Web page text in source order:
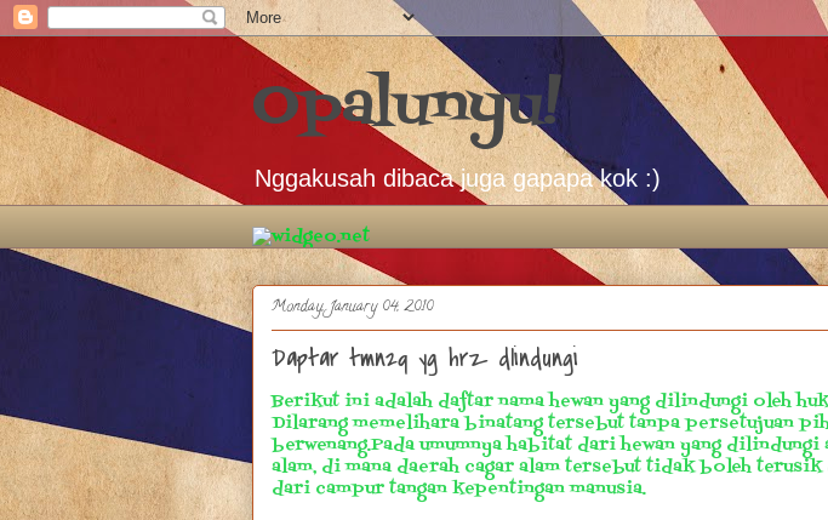
Opalunyu!
Nggakusah dibaca juga gapapa kok :)
Monday, January 04, 2010
Daptar tmn2q yg hrz dlindungi
Berikut ini adalah daftar nama hewan yang dilindungi oleh
Dilarang memelihara binatang tersebut tanpa persetujuan
berwenang.Pada umumnya habitat dari hewan yang dilindungi
alam, di mana daerah cagar alam tersebut tidak boleh
dari campur tangan kepentingan manusia.